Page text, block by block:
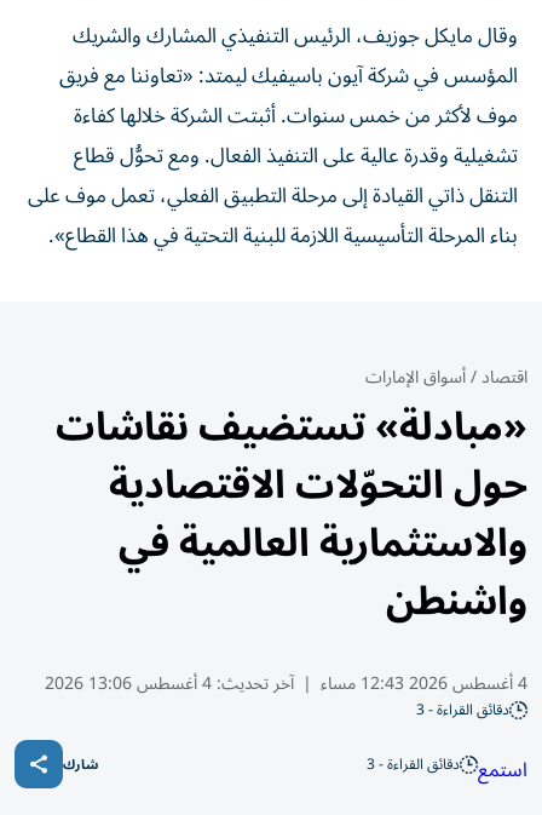
وقال مايكل جوزيف، الرئيس التنفيذي المشارك والشريك
المؤسس في شركة آيون باسيفيك ليمتد: «تعاوننا مع فريق
موف لأكثر من خمس سنوات. أثبتت الشركة خلالها كفاءة
تشغيلية وقدرة عالية على التنفيذ الفعال. ومع تحوُّل قطاع
التنقل ذاتي القيادة إلى مرحلة التطبيق الفعلي، تعمل موف على
بناء المرحلة التأسيسية اللازمة للبنية التحتية في هذا القطاع».
اقتصاد/أسواق الإمارات
«مبادلة» تستضيف نقاشات
حول التحوّلات الاقتصادية
والاستثمارية العالمية في
واشنطن
4 أغسطس 2026 12:43 مساء | آخر تحديث:4 أغسطس 13:06 2026
دقائق القراءة - 3
استمع دقائق القراءة - 3 شارك